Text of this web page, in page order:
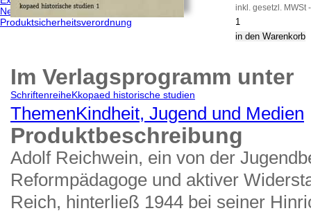
Newsletter abonnieren/k
Produktsicherheitsverordnung
inkl. gesetzl. MWSt
Im Verlagsprogramm unter
SchriftenreiheKkopaed historische studien
ThemenKindheit, Jugend und Medien
Produktbeschreibung
Adolf Reichwein, ein von der
Reformpädagoge und aktiver
Reich, hinterließ 1944 bei seiner